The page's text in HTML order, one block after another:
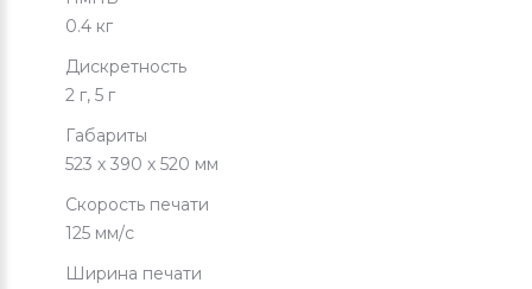
0.4 кг
Дискретность
2 г, 5 г
Габариты
523 х 390 х 520 мм
Скорость печати
125 мм/с
Ширина печати